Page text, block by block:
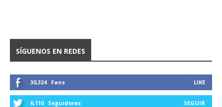
SÍGUENOS EN REDES
30,324 Fans LIKE
6,110 Seguidores SEGUIR